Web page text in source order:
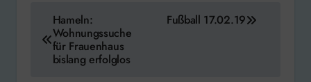
Beitragsnavigation
Hameln:
Wohnungssuche
für Frauenhaus
bislang erfolglos
Fußball 17.02.19